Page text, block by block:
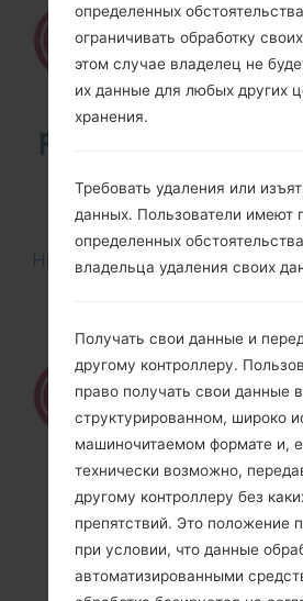
How to Flash Stock Firmware
определенных
ограничивать обработку
этом случае владелец не
их данные для любых других
хранения.
Требовать удаления или
данных. Пользователи имеют
определенных
владельца удаления своих
Получать свои данные и
другому контроллеру.
право получать свои данные в
структурированном, широко
машиночитаемом формате и,
технически возможно,
другому контроллеру без
препятствий. Это положение
при условии, что данные
автоматизированными